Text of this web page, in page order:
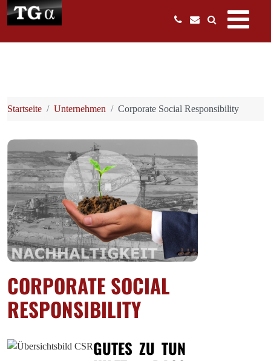
Startseite Unternehmen Corporate Social Responsibility
CORPORATE SOCIAL
RESPONSIBILITY
GUTES ZU TUN